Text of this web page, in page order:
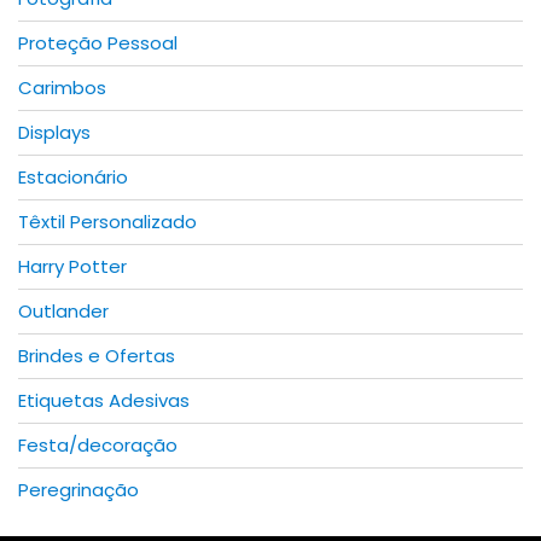
Proteção Pessoal
Carimbos
Displays
Estacionário
Têxtil Personalizado
Harry Potter
Outlander
Brindes e Ofertas
Etiquetas Adesivas
Festa/decoração
Peregrinação